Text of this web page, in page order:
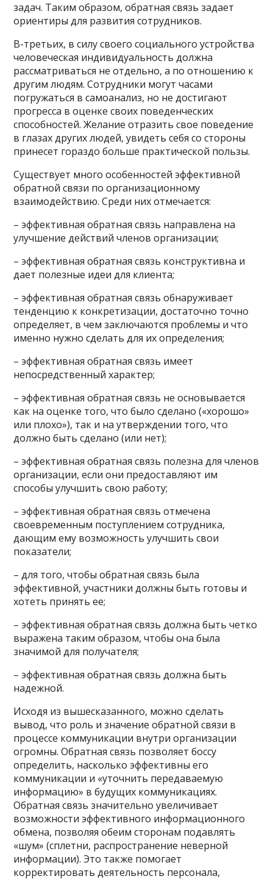
задач. Таким образом, обратная связь задает
ориентиры для развития сотрудников.
В-третьих, в силу своего социального устройства
человеческая индивидуальность должна
рассматриваться не отдельно, а по отношению к
другим людям. Сотрудники могут часами
погружаться в самоанализ, но не достигают
прогресса в оценке своих поведенческих
способностей. Желание отразить свое поведение
в глазах других людей, увидеть себя со стороны
принесет гораздо больше практической пользы.
Существует много особенностей эффективной
обратной связи по организационному
взаимодействию. Среди них отмечается:
– эффективная обратная связь направлена на
улучшение действий членов организации;
– эффективная обратная связь конструктивна и
дает полезные идеи для клиента;
– эффективная обратная связь обнаруживает
тенденцию к конкретизации, достаточно точно
определяет, в чем заключаются проблемы и что
именно нужно сделать для их определения;
– эффективная обратная связь имеет
непосредственный характер;
– эффективная обратная связь не основывается
как на оценке того, что было сделано («хорошо»
или плохо»), так и на утверждении того, что
должно быть сделано (или нет);
– эффективная обратная связь полезна для членов
организации, если они предоставляют им
способы улучшить свою работу;
– эффективная обратная связь отмечена
своевременным поступлением сотрудника,
дающим ему возможность улучшить свои
показатели;
– для того, чтобы обратная связь была
эффективной, участники должны быть готовы и
хотеть принять ее;
– эффективная обратная связь должна быть четко
выражена таким образом, чтобы она была
значимой для получателя;
– эффективная обратная связь должна быть
надежной.
Исходя из вышесказанного, можно сделать
вывод, что роль и значение обратной связи в
процессе коммуникации внутри организации
огромны. Обратная связь позволяет боссу
определить, насколько эффективны его
коммуникации и «уточнить передаваемую
информацию» в будущих коммуникациях.
Обратная связь значительно увеличивает
возможности эффективного информационного
обмена, позволяя обеим сторонам подавлять
«шум» (сплетни, распространение неверной
информации). Это также помогает
корректировать деятельность персонала,